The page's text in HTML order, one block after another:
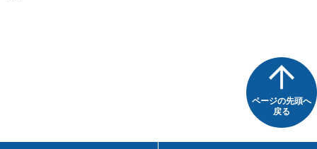
ページの先頭へ
戻る